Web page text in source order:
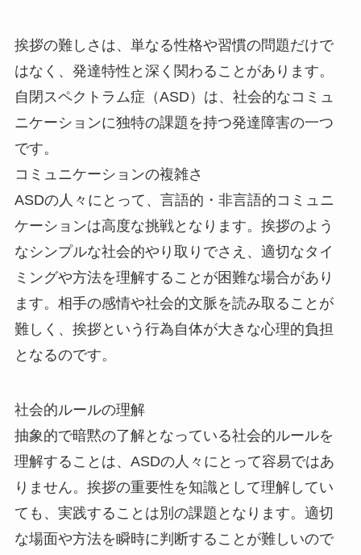
挨拶の難しさは、単なる性格や習慣の問題だけで
はなく、発達特性と深く関わることがあります。
自閉スペクトラム症（ASD）は、社会的なコミュ
ニケーションに独特の課題を持つ発達障害の一つ
です。
コミュニケーションの複雑さ
ASDの人々にとって、言語的・非言語的コミュニ
ケーションは高度な挑戦となります。挨拶のよう
なシンプルな社会的やり取りでさえ、適切なタイ
ミングや方法を理解することが困難な場合があり
ます。相手の感情や社会的文脈を読み取ることが
難しく、挨拶という行為自体が大きな心理的負担
となるのです。
社会的ルールの理解
抽象的で暗黙の了解となっている社会的ルールを
理解することは、ASDの人々にとって容易ではあ
りません。挨拶の重要性を知識として理解してい
ても、実践することは別の課題となります。適切
な場面や方法を瞬時に判断することが難しいので